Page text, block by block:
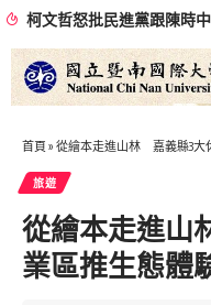
柯文哲怒批民進黨跟陳時
首頁 » 從繪本走進山林 嘉義縣3大
旅遊
從繪本走進
業區推生態體